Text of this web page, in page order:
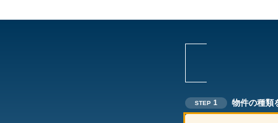
STEP 1 物件の種類